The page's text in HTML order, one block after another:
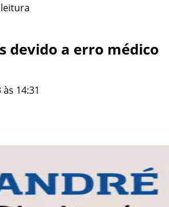
devido a erro médico
14:31